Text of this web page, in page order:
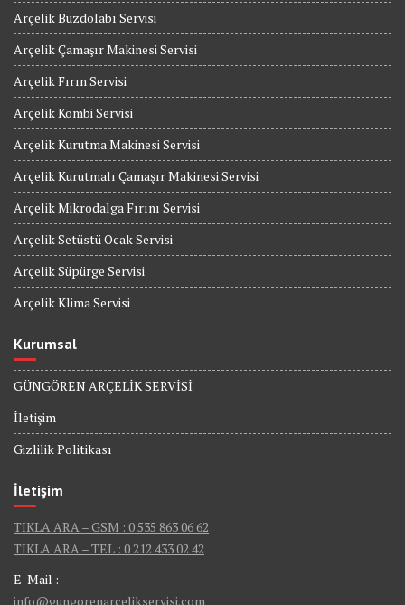
Arçelik Buzdolabı Servisi
Arçelik Çamaşır Makinesi Servisi
Arçelik Fırın Servisi
Arçelik Kombi Servisi
Arçelik Kurutma Makinesi Servisi
Arçelik Kurutmalı Çamaşır Makinesi Servisi
Arçelik Mikrodalga Fırını Servisi
Arçelik Setüstü Ocak Servisi
Arçelik Süpürge Servisi
Arçelik Klima Servisi
Kurumsal
GÜNGÖREN ARÇELİK SERVİSİ
İletişim
Gizlilik Politikası
İletişim
TIKLA ARA – GSM : 0 535 863 06 62
TIKLA ARA – TEL : 0 212 433 02 42
E-Mail :
info@gungorenarcelikservisi.com